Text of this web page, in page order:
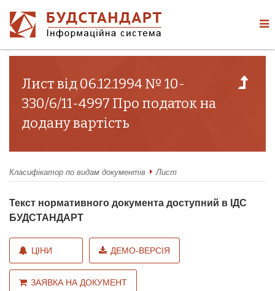
Лист від 06.12.1994 № 10-
330/6/11-4997 Про податок на
додану вартість
Класифікатор по видам документів Лист
Текст нормативного документа доступний в ІДС
БУДСТАНДАРТ
ЦІНИ ДЕМО-ВЕРСІЯ
ЗАЯВКА НА ДОКУМЕНТ